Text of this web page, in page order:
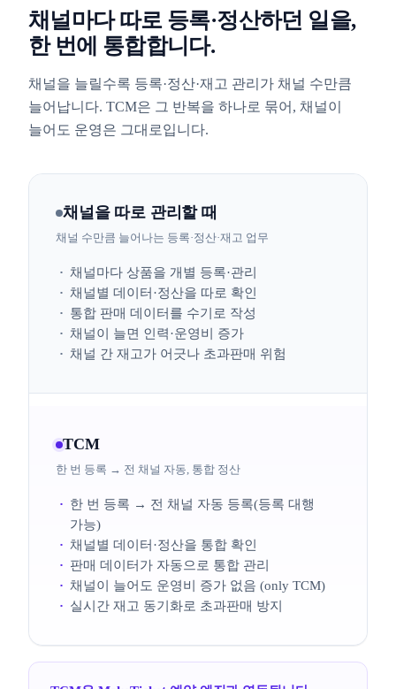
채널마다 따로 등록·정산하던 일을,
한 번에 통합합니다.
채널을 늘릴수록 등록·정산·재고 관리가 채널 수만큼
늘어납니다. TCM은 그 반복을 하나로 묶어, 채널이
늘어도 운영은 그대로입니다.
채널을 따로 관리할 때
채널 수만큼 늘어나는 등록·정산·재고 업무
채널마다 상품을 개별 등록·관리
채널별 데이터·정산을 따로 확인
통합 판매 데이터를 수기로 작성
채널이 늘면 인력·운영비 증가
채널 간 재고가 어긋나 초과판매 위험
TCM
한 번 등록 → 전 채널 자동, 통합 정산
한 번 등록 → 전 채널 자동 등록(등록 대행
가능)
채널별 데이터·정산을 통합 확인
판매 데이터가 자동으로 통합 관리
채널이 늘어도 운영비 증가 없음 (only TCM)
실시간 재고 동기화로 초과판매 방지